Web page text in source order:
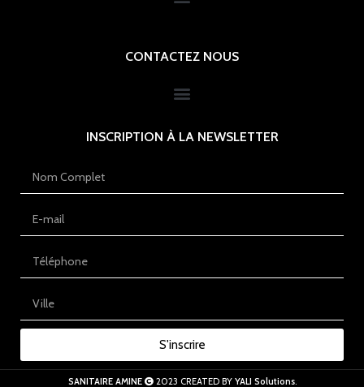
CONTACTEZ NOUS
INSCRIPTION À LA NEWSLETTER
S'inscrire
SANITAIRE AMINE 2023 CREATED BY YALI Solutions.